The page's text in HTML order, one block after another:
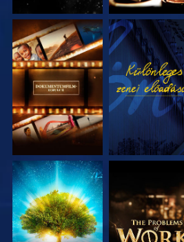
A SOROZAT
RÉSZEI
MŰSORNÉZÉS
A SOROZAT
RÉSZEI
A SOROZAT
RÉSZEI